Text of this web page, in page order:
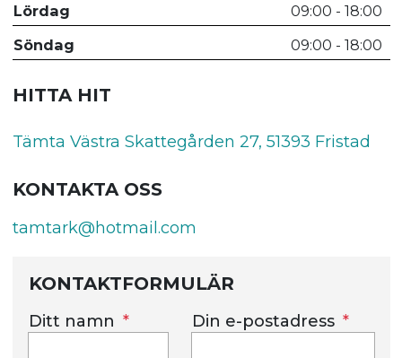
Lördag
09:00 - 18:00
Söndag
09:00 - 18:00
HITTA HIT
Tämta Västra Skattegården 27, 51393 Fristad
KONTAKTA OSS
tamtark@hotmail.com
KONTAKTFORMULÄR
Ditt namn Din e-postadress